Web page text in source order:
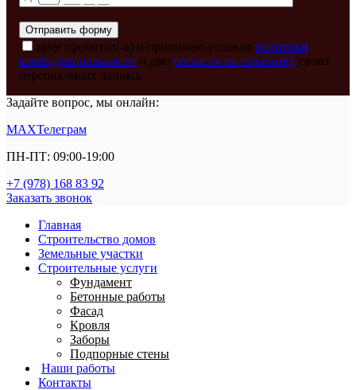
agree прочитал(-а) и принимаю условия политики
конфиденциальности и даю согласие на обработку своих
персональных данных
Задайте вопрос, мы онлайн:
MAXТелеграм
ПН-ПТ: 09:00-19:00
+7 (978) 168 83 92
Заказать звонок
Главная
Строительство домов
Земельные участки
Строительные услуги
Фундамент
Бетонные работы
Фасад
Кровля
Заборы
Подпорные стены
Наши работы
Контакты